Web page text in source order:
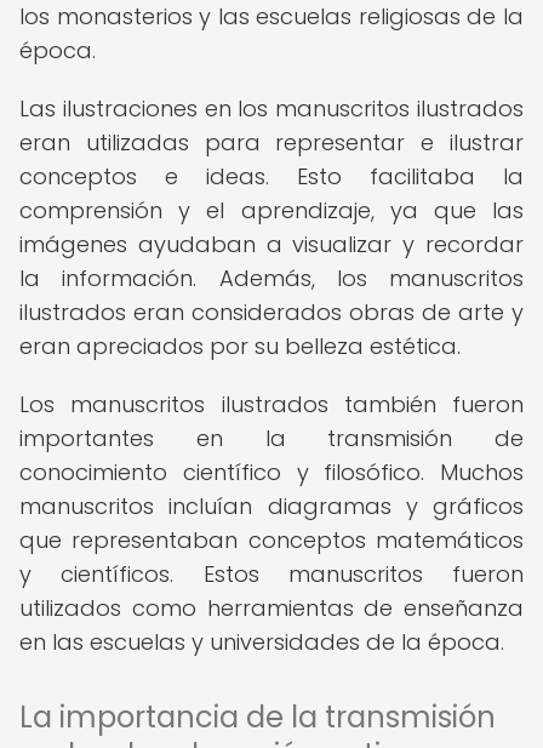
los monasterios y las escuelas religiosas de la
época.
Las ilustraciones en los manuscritos ilustrados
eran utilizadas para representar e ilustrar
conceptos e ideas. Esto facilitaba la
comprensión y el aprendizaje, ya que las
imágenes ayudaban a visualizar y recordar
la información. Además, los manuscritos
ilustrados eran considerados obras de arte y
eran apreciados por su belleza estética.
Los manuscritos ilustrados también fueron
importantes en la transmisión de
conocimiento científico y filosófico. Muchos
manuscritos incluían diagramas y gráficos
que representaban conceptos matemáticos
y científicos. Estos manuscritos fueron
utilizados como herramientas de enseñanza
en las escuelas y universidades de la época.
La importancia de la transmisión